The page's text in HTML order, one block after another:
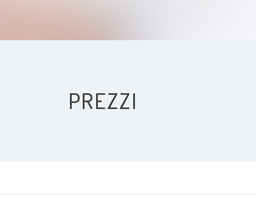
PREZZI